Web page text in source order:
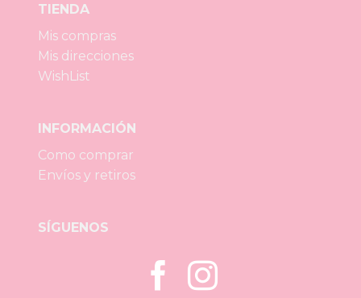
TIENDA
Mis compras
Mis direcciones
WishList
INFORMACIÓN
Como comprar
Envíos y retiros
SÍGUENOS